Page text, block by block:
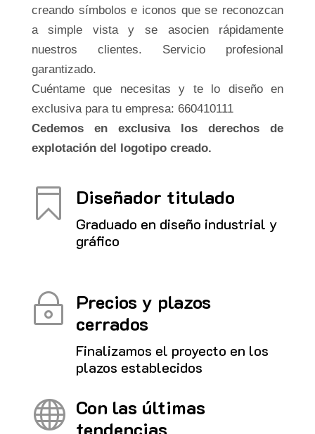
creando símbolos e iconos que se reconozcan
a simple vista y se asocien rápidamente
nuestros clientes. Servicio profesional
garantizado.
Cuéntame que necesitas y te lo diseño en
exclusiva para tu empresa: 660410111
Cedemos en exclusiva los derechos de
explotación del logotipo creado.
 Diseñador titulado
Graduado en diseño industrial y
gráfico
~ Precios y plazos
cerrados
Finalizamos el proyecto en los
plazos establecidos
 Con las últimas